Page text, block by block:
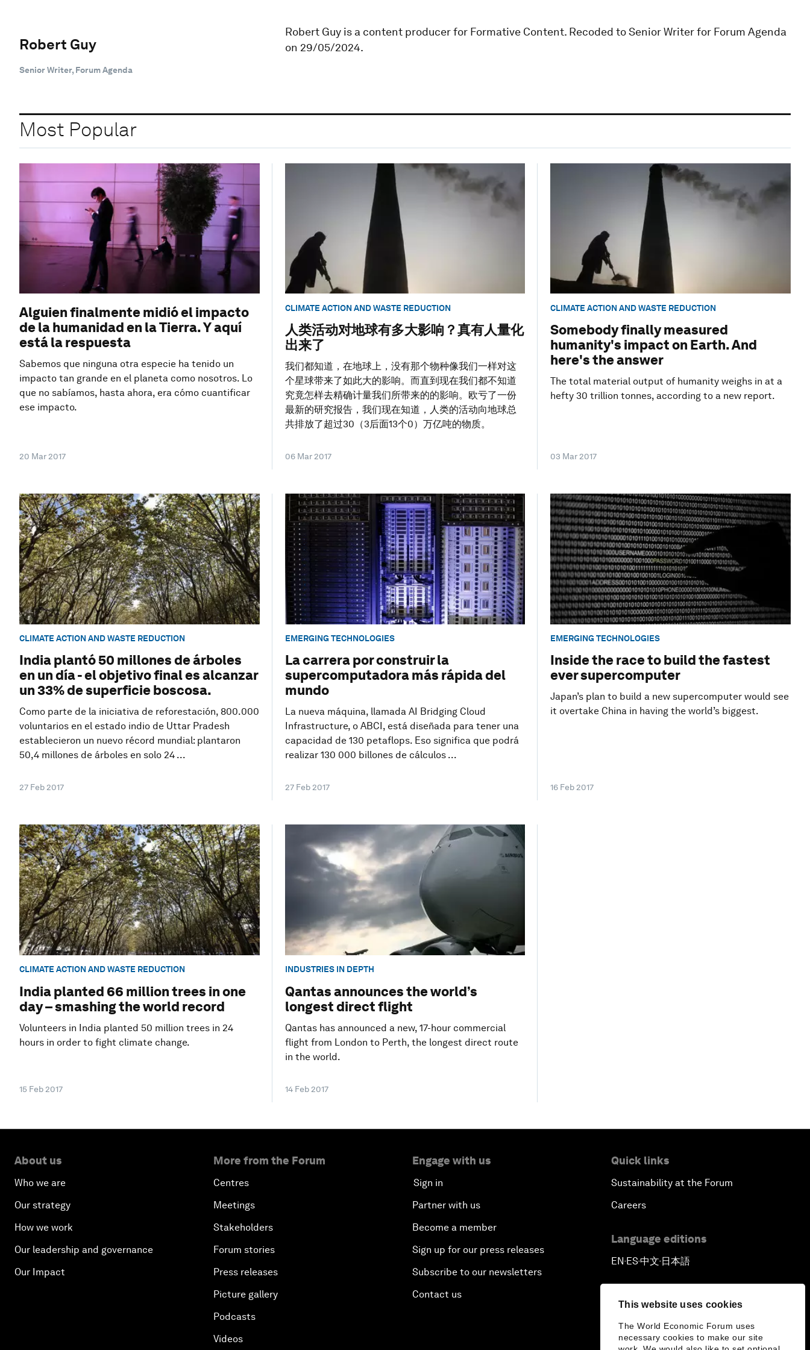
This website uses cookies
The World Economic Forum uses
necessary cookies to make our site
Robert Guy
Senior Writer, Forum Agenda
Robert Guy is a content producer for Formative Content. Recoded to Senior Writer for Forum Agenda
on 29/05/2024.
Most Popular
Alguien finalmente midió el impacto
de la humanidad en la Tierra. Y aquí
está la respuesta
Sabemos que ninguna otra especie ha tenido un
impacto tan grande en el planeta como nosotros. Lo
que no sabíamos, hasta ahora, era cómo cuantificar
ese impacto.
20 Mar 2017
CLIMATE ACTION AND WASTE REDUCTION
人类活动对地球有多大影响？真有人量化
出来了
我们都知道，在地球上，没有那个物种像我们一样对这
个星球带来了如此大的影响。而直到现在我们都不知道
究竟怎样去精确计量我们所带来的的影响。欧亏了一份
最新的研究报告，我们现在知道，人类的活动向地球总
共排放了超过30（3后面13个0）万亿吨的物质。
06 Mar 2017
CLIMATE ACTION AND WASTE REDUCTION
Somebody finally measured
humanity's impact on Earth. And
here's the answer
The total material output of humanity weighs in at a
hefty 30 trillion tonnes, according to a new report.
03 Mar 2017
CLIMATE ACTION AND WASTE REDUCTION
India plantó 50 millones de árboles
en un día - el objetivo final es alcanzar
un 33% de superficie boscosa.
Como parte de la iniciativa de reforestación, 800.000
voluntarios en el estado indio de Uttar Pradesh
establecieron un nuevo récord mundial: plantaron
50,4 millones de árboles en solo 24 ...
27 Feb 2017
EMERGING TECHNOLOGIES
La carrera por construir la
supercomputadora más rápida del
mundo
La nueva máquina, llamada AI Bridging Cloud
Infrastructure, o ABCI, está diseñada para tener una
capacidad de 130 petaflops. Eso significa que podrá
realizar 130 000 billones de cálculos ...
27 Feb 2017
EMERGING TECHNOLOGIES
Inside the race to build the fastest
ever supercomputer
Japan’s plan to build a new supercomputer would see
it overtake China in having the world’s biggest.
16 Feb 2017
CLIMATE ACTION AND WASTE REDUCTION
India planted 66 million trees in one
day – smashing the world record
Volunteers in India planted 50 million trees in 24
hours in order to fight climate change.
15 Feb 2017
INDUSTRIES IN DEPTH
Qantas announces the world’s
longest direct flight
Qantas has announced a new, 17-hour commercial
flight from London to Perth, the longest direct route
in the world.
14 Feb 2017
About us
Who we are
Our strategy
How we work
Our leadership and governance
Our Impact
More from the Forum
Centres
Meetings
Stakeholders
Forum stories
Press releases
Picture gallery
Podcasts
Videos
Engage with us
Sign in
Partner with us
Become a member
Sign up for our press releases
Subscribe to our newsletters
Contact us
Quick links
Sustainability at the Forum
Careers
Language editions
EN▪ES▪中文▪ 日本語